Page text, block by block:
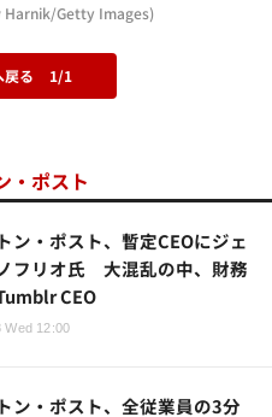
Harnik/Getty Images)
戻る 1/1
・ポスト
ン・ポスト、暫定CEOにジェ
フリオ氏 大混乱の中、財務
CEO
Wed 12:00
ン・ポスト、全従業員の3分